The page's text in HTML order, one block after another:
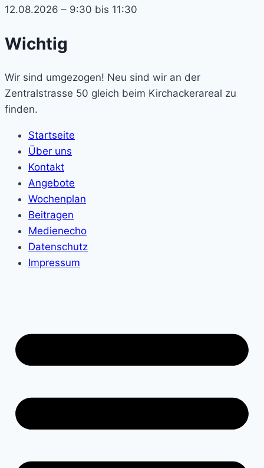
12.08.2026 – 9:30 bis 11:30
Wichtig
Wir sind umgezogen! Neu sind wir an der
Zentralstrasse 50 gleich beim Kirchackerareal zu
finden.
Startseite
Über uns
Kontakt
Angebote
Wochenplan
Beitragen
Medienecho
Datenschutz
Impressum